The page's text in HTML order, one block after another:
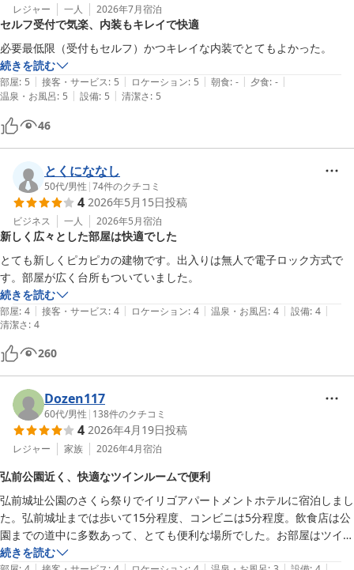
レジャー 一人 2026年7月宿泊
セルフ受付で気楽、内装もキレイで快適
必要最低限（受付もセルフ）かつキレイな内装でとてもよかった。
続きを読む
部屋: 5 | 接客・サービス: 5 | ロケーション: 5 | 朝食: - | 夕食: - |
温泉・お風呂: 5 | 設備: 5 | 清潔さ: 5
46
とくにななし
50代/男性 |74件のクチコミ
4 2026年5月15日投稿
ビジネス 一人 2026年5月宿泊
新しく広々とした部屋は快適でした
とても新しくピカピカの建物です。出入りは無人で電子ロック方式で
す。部屋が広く台所もついていました。
続きを読む
部屋: 4 | 接客・サービス: 4 | ロケーション: 4 | 温泉・お風呂: 4 | 設備: 4 |
清潔さ: 4
260
Dozen117
60代/男性 | 138件のクチコミ
4 2026年4月19日投稿
レジャー 家族 2026年4月宿泊
弘前公園近く、快適なツインルームで便利
弘前城址公園のさくら祭りでイリゴアパートメントホテルに宿泊しまし
た。弘前城址までは歩いて15分程度、コンビニは5分程度。飲食店は公
園までの道中に多数あって、とても便利な場所でした。お部屋はツイ
ン。ベットはふかふかで快適。ちょっとしたお台所もついています。お
続きを読む